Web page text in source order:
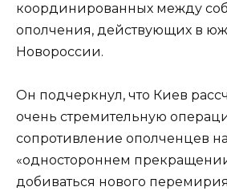
координированных между
ополчения, действующих в
Новороссии.
Он подчеркнул, что Киев
очень стремительную
сопротивление ополченцев
«одностороннем
добиваться нового